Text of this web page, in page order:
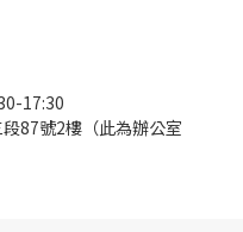
17:30
87號2樓（此為辦公室